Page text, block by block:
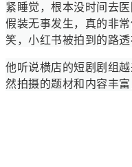
紧睡觉，根本没时间去
假装无事发生，真的非
笑，小红书被拍到的路透
他听说横店的短剧剧组
然拍摄的题材和内容丰富